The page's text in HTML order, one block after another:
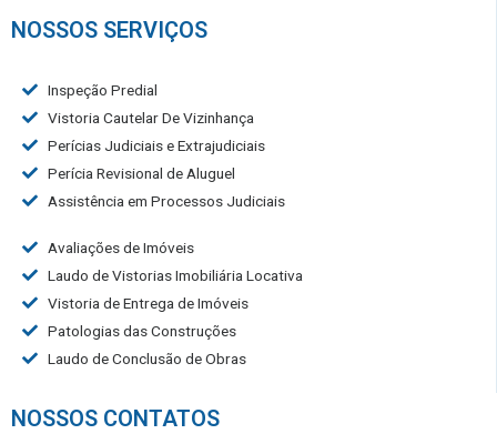
NOSSOS SERVIÇOS
Inspeção Predial
Vistoria Cautelar De Vizinhança
Perícias Judiciais e Extrajudiciais
Perícia Revisional de Aluguel
Assistência em Processos Judiciais
Avaliações de Imóveis
Laudo de Vistorias Imobiliária Locativa
Vistoria de Entrega de Imóveis
Patologias das Construções
Laudo de Conclusão de Obras
NOSSOS CONTATOS